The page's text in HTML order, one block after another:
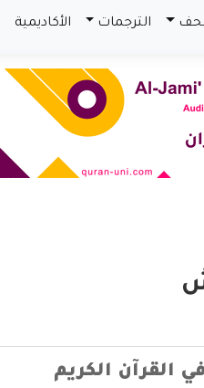
الترجمات الأكاديمية
القرآن الكريم